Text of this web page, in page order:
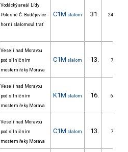
Vodácký areál Lídy
Polesné Č. Budějovice -
horní slalomová trať
C1M slalom 31. 24/ZS
Veselí nad Moravou
pod silničním
mostem řeky Morava
C1M slalom 13. 7/ZS
Veselí nad Moravou
pod silničním
mostem řeky Morava
K1M slalom 16. 6/ZS
Veselí nad Moravou
pod silničním
mostem řeky Morava
C1M slalom 13. 7/ZS